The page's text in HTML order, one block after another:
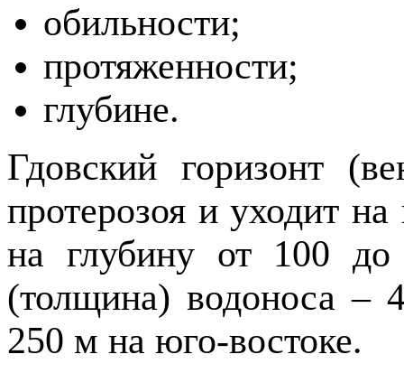
обильности;
протяженности;
глубине.
Гдовский горизонт
протерозоя и уходит
на глубину от 100
(толщина) водоноса –
250 м на юго-востоке.